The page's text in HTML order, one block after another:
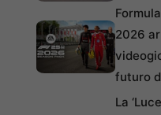
2026
futuro
La